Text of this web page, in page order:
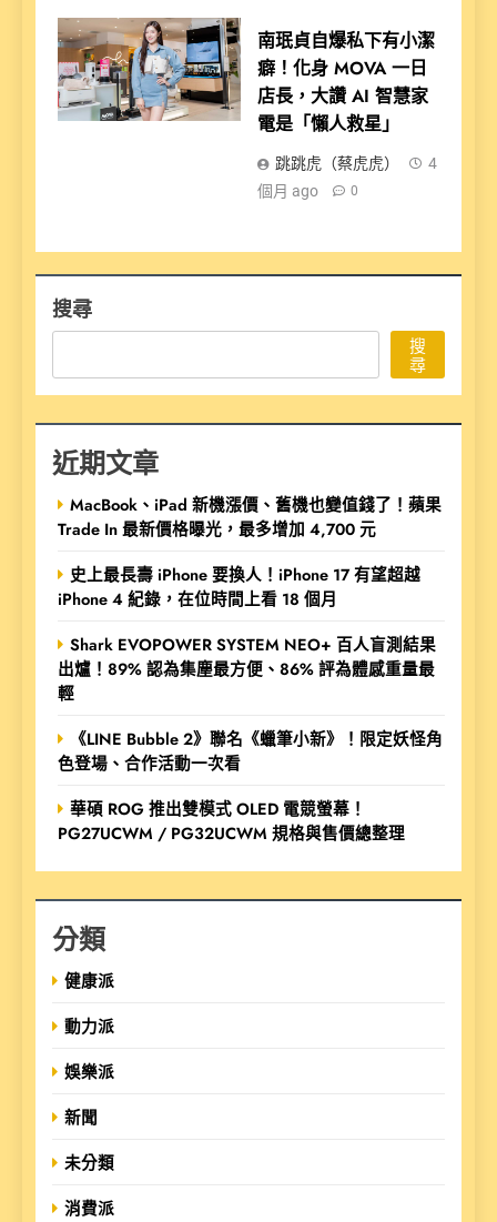
南珉貞自爆私下有小潔
癖！化身 MOVA 一日
店長，大讚 AI 智慧家
電是「懶人救星」
跳跳虎（蔡虎虎）
4
個月 ago
0
搜尋
搜
尋
近期文章
MacBook、iPad 新機漲價、舊機也變值錢了！蘋果
Trade In 最新價格曝光，最多增加 4,700 元
史上最長壽 iPhone 要換人！iPhone 17 有望超越
iPhone 4 紀錄，在位時間上看 18 個月
Shark EVOPOWER SYSTEM NEO+ 百人盲測結果
出爐！89% 認為集塵最方便、86% 評為體感重量最
輕
《LINE Bubble 2》聯名《蠟筆小新》！限定妖怪角
色登場、合作活動一次看
華碩 ROG 推出雙模式 OLED 電競螢幕！
PG27UCWM / PG32UCWM 規格與售價總整理
分類
健康派
動力派
娛樂派
新聞
未分類
消費派